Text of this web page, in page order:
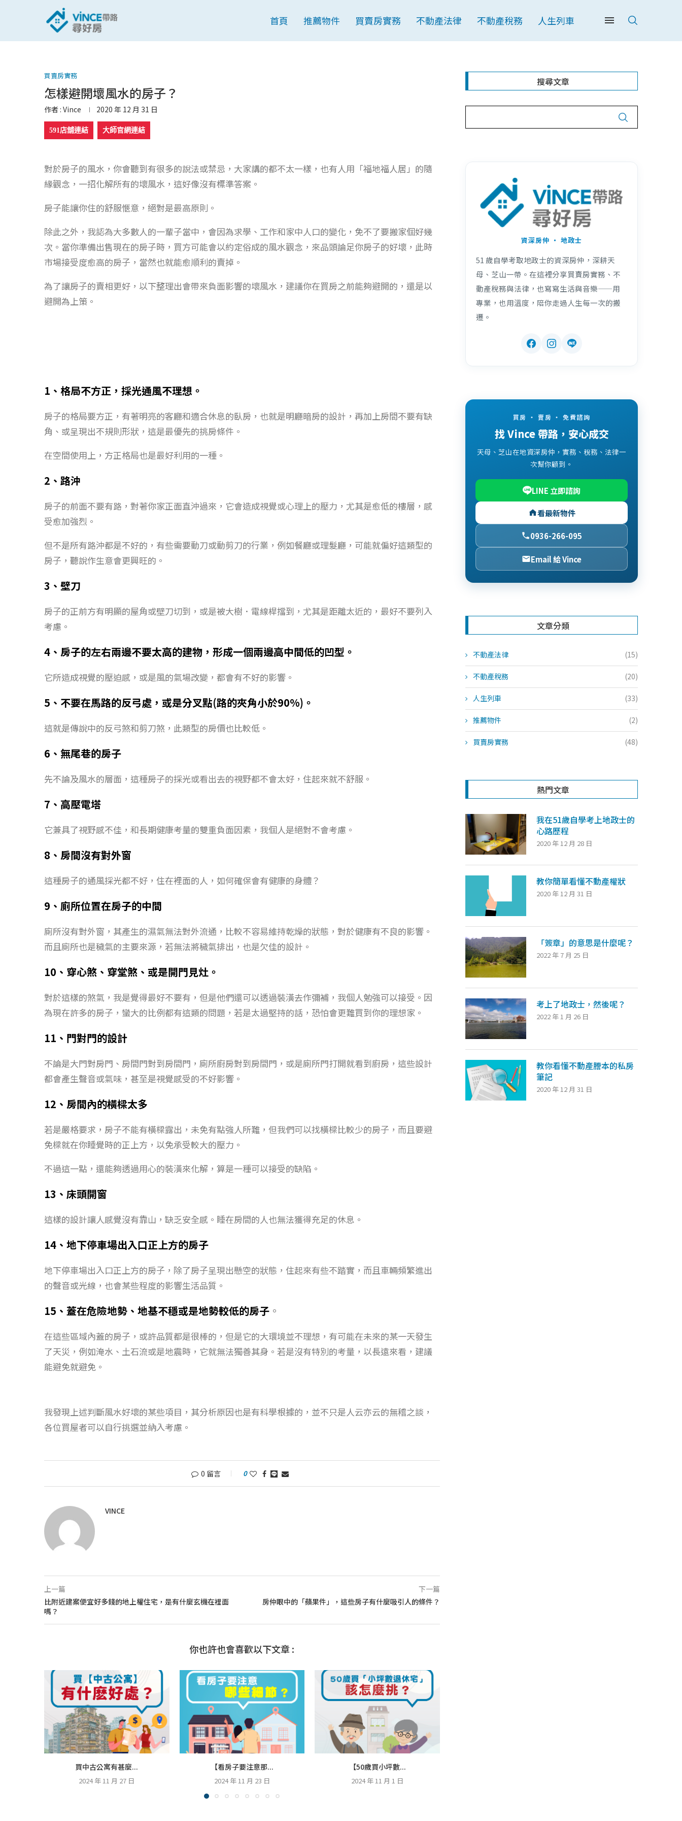
首頁 推薦物件 買賣房實務 不動產法律 不動產稅務 人生列車
買賣房實務
怎樣避開壞風水的房子？
作者 : Vince 2020 年 12 月 31 日
591店舖連結 大師官網連結
對於房子的風水，你會聽到有很多的說法或禁忌，大家講的都不太一樣，也有人用「福地福人居」的隨
緣觀念，一招化解所有的壞風水，這好像沒有標準答案。
房子能讓你住的舒服愜意，絕對是最高原則。
除此之外，我認為大多數人的一輩子當中，會因為求學、工作和家中人口的變化，免不了要搬家個好幾
次。當你準備出售現在的房子時，買方可能會以約定俗成的風水觀念，來品頭論足你房子的好壞，此時
市場接受度愈高的房子，當然也就能愈順利的賣掉。
為了讓房子的賣相更好，以下整理出會帶來負面影響的壞風水，建議你在買房之前能夠避開的，還是以
避開為上策。
1、格局不方正，採光通風不理想。
房子的格局要方正，有著明亮的客廳和適合休息的臥房，也就是明廳暗房的設計，再加上房間不要有缺
角、或呈現出不規則形狀，這是最優先的挑房條件。
在空間使用上，方正格局也是最好利用的一種。
2、路沖
房子的前面不要有路，對著你家正面直沖過來，它會造成視覺或心理上的壓力，尤其是愈低的樓層，感
受愈加強烈。
但不是所有路沖都是不好的，有些需要動刀或動剪刀的行業，例如餐廳或理髮廳，可能就偏好這類型的
房子，聽說作生意會更興旺的。
3、壁刀
房子的正前方有明顯的屋角或壁刀切到，或是被大樹．電線桿擋到，尤其是距離太近的，最好不要列入
考慮。
4、房子的左右兩邊不要太高的建物，形成一個兩邊高中間低的凹型。
它所造成視覺的壓迫感，或是風的氣場改變，都會有不好的影響。
5、不要在馬路的反弓處，或是分叉點(路的夾角小於90%)。
這就是傳說中的反弓煞和剪刀煞，此類型的房價也比較低。
6、無尾巷的房子
先不論及風水的層面，這種房子的採光或看出去的視野都不會太好，住起來就不舒服。
7、高壓電塔
它兼具了視野感不佳，和長期健康考量的雙重負面因素，我個人是絕對不會考慮。
8、房間沒有對外窗
這種房子的通風採光都不好，住在裡面的人，如何確保會有健康的身體？
9、廁所位置在房子的中間
廁所沒有對外窗，其產生的濕氣無法對外流通，比較不容易維持乾燥的狀態，對於健康有不良的影響。
而且廁所也是穢氣的主要來源，若無法將穢氣排出，也是欠佳的設計。
10、穿心煞、穿堂煞、或是開門見灶。
對於這樣的煞氣，我是覺得最好不要有，但是他們還可以透過裝潢去作彌補，我個人勉強可以接受。因
為現在許多的房子，蠻大的比例都有這類的問題，若是太過堅持的話，恐怕會更難買到你的理想家。
11、門對門的設計
不論是大門對房門、房間門對到房間門，廁所廚房對到房間門，或是廁所門打開就看到廚房，這些設計
都會產生聲音或氣味，甚至是視覺感受的不好影響。
12、房間內的橫樑太多
若是嚴格要求，房子不能有橫樑露出，未免有點強人所難，但我們可以找橫樑比較少的房子，而且要避
免樑就在你睡覺時的正上方，以免承受較大的壓力。
不過這一點，還能夠透過用心的裝潢來化解，算是一種可以接受的缺陷。
13、床頭開窗
這樣的設計讓人感覺沒有靠山，缺乏安全感。睡在房間的人也無法獲得充足的休息。
14、地下停車場出入口正上方的房子
地下停車場出入口正上方的房子，除了房子呈現出懸空的狀態，住起來有些不踏實，而且車輛頻繁進出
的聲音或光線，也會某些程度的影響生活品質。
15、蓋在危險地勢、地基不穩或是地勢較低的房子 。
在這些區域內蓋的房子，或許品質都是很棒的，但是它的大環境並不理想，有可能在未來的某一天發生
了天災，例如淹水、土石流或是地震時，它就無法獨善其身。若是沒有特別的考量，以長遠來看，建議
能避免就避免。
我發現上述判斷風水好壞的某些項目，其分析原因也是有科學根據的，並不只是人云亦云的無稽之談，
各位買屋者可以自行挑選並納入考慮。
0 留言 0
VINCE
上一篇
比附近建案便宜好多錢的地上權住宅，是有什麼玄機在裡面
嗎？
下一篇
房仲眼中的「蘋果件」，這些房子有什麼吸引人的條件？
你也許也會喜歡以下文章 :
買中古公寓有甚麼...
2024 年 11 月 27 日
【看房子要注意那...
2024 年 11 月 23 日
【50歲買小坪數...
2024 年 11 月 1 日
搜尋文章
資深房仲 ・ 地政士
51 歲自學考取地政士的資深房仲，深耕天
母、芝山一帶。在這裡分享買賣房實務、不
動產稅務與法律，也寫寫生活與音樂——用
專業，也用溫度，陪你走過人生每一次的搬
遷。
買房 ・ 賣房 ・ 免費諮詢
找 Vince 帶路，安心成交
天母、芝山在地資深房仲，實務、稅務、法律一
次幫你顧到。
LINE 立即諮詢
看最新物件
0936-266-095
Email 給 Vince
文章分類
不動產法律 (15)
不動產稅務 (20)
人生列車 (33)
推薦物件 (2)
買賣房實務 (48)
熱門文章
我在51歲自學考上地政士的
心路歷程
2020 年 12 月 28 日
教你簡單看懂不動產權狀
2020 年 12 月 31 日
「簽章」的意思是什麼呢？
2022 年 7 月 25 日
考上了地政士，然後呢？
2022 年 1 月 26 日
教你看懂不動產謄本的私房
筆記
2020 年 12 月 31 日